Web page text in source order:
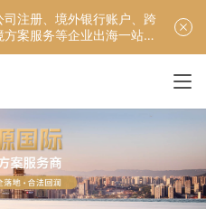
注册、境外银行账户、跨
案服务等企业出海一站式